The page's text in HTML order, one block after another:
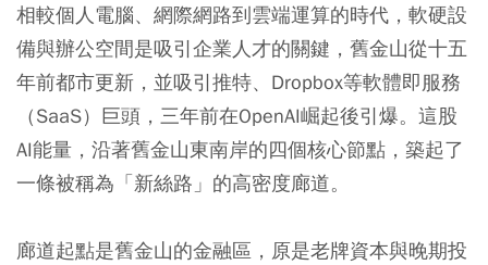
相較個人電腦、網際網路到雲端運算的時代，軟硬設
備與辦公空間是吸引企業人才的關鍵，舊金山從十五
年前都市更新，並吸引推特、Dropbox等軟體即服務
（SaaS）巨頭，三年前在OpenAI崛起後引爆。這股
AI能量，沿著舊金山東南岸的四個核心節點，築起了
一條被稱為「新絲路」的高密度廊道。
廊道起點是舊金山的金融區，原是老牌資本與晚期投